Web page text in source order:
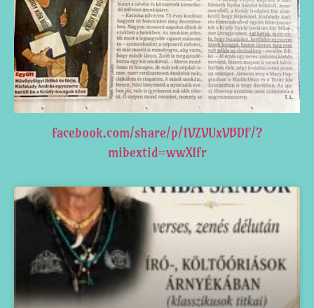
facebook.com/share/p/1VZVUxVBDF/?
mibextid=wwXIfr